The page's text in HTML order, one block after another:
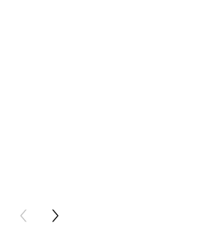
PREVIOUS CARD
NEXT CARD